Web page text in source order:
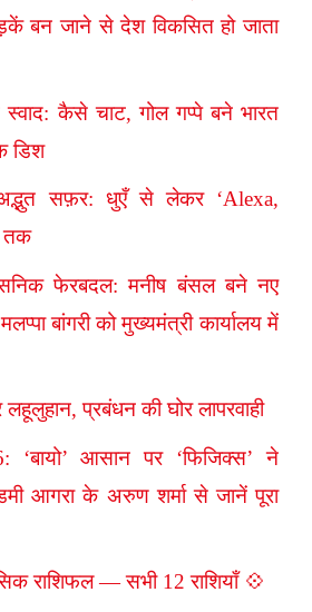
बन जाने से देश विकसित हो जाता
स्वाद: कैसे चाट, गोल गप्पे बने भारत
डिश
अद्भुत सफ़र: धुएँ से लेकर ‘Alexa,
तक
फेरबदल: मनीष बंसल बने नए
बांगरी को मुख्यमंत्री कार्यालय में
प्रबंधन की घोर लापरवाही
आसान पर ‘फिजिक्स’ ने
आगरा के अरुण शर्मा से जानें पूरा
राशिफल — सभी 12 राशियाँ 💠